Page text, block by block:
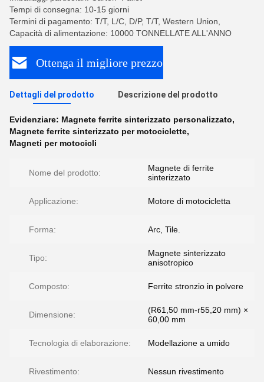
Tempi di consegna: 10-15 giorni
Termini di pagamento: T/T, L/C, D/P, T/T, Western Union,
Capacità di alimentazione: 10000 TONNELLATE ALL'ANNO
Ottenga il migliore prezzo
Dettagli del prodotto Descrizione del prodotto
Evidenziare: Magnete ferrite sinterizzato personalizzato,
Magnete ferrite sinterizzato per motociclette,
Magneti per motocicli
Nome del prodotto:
Magnete di ferrite
sinterizzato
Applicazione: Motore di motocicletta
Forma: Arc, Tile.
Tipo:
Magnete sinterizzato
anisotropico
Composto: Ferrite stronzio in polvere
Dimensione:
(R61,50 mm-r55,20 mm) ×
60,00 mm
Tecnologia di elaborazione: Modellazione a umido
Rivestimento: Nessun rivestimento